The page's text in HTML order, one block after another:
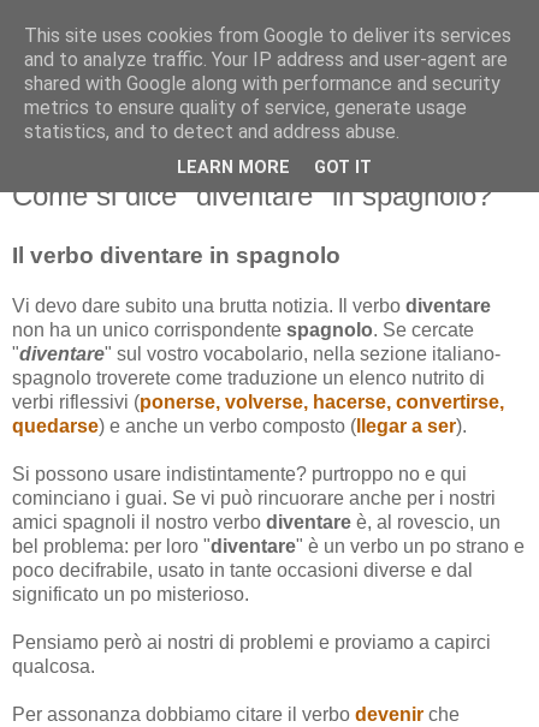
martedì 6 novembre 2012
Come si dice "diventare" in spagnolo?
Il verbo diventare in spagnolo
Vi devo dare subito una brutta notizia. Il verbo diventare
non ha un unico corrispondente spagnolo. Se cercate
"diventare" sul vostro vocabolario, nella sezione italiano-
spagnolo troverete come traduzione un elenco nutrito di
verbi riflessivi (ponerse, volverse, hacerse, convertirse,
quedarse) e anche un verbo composto ( llegar a ser).
Si possono usare indistintamente? purtroppo no e qui
cominciano i guai. Se vi può rincuorare anche per i nostri
amici spagnoli il nostro verbo diventare è, al rovescio, un
bel problema: per loro "diventare" è un verbo un po strano e
poco decifrabile, usato in tante occasioni diverse e dal
significato un po misterioso.
Pensiamo però ai nostri di problemi e proviamo a capirci
qualcosa.
Per assonanza dobbiamo citare il verbo devenir che
This site uses cookies from Google to deliver its services
and to analyze traffic. Your IP address and user-agent are
shared with Google along with performance and security
metrics to ensure quality of service, generate usage
statistics, and to detect and address abuse.
LEARN MORE GOT IT